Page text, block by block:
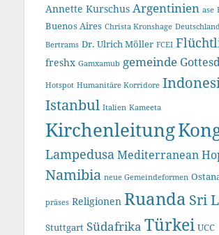
Annette Kurschus Argentinien ase
Buenos Aires Christa Kronshage
Bertrams Dr. Ulrich Möller FCEI
freshx Gamxamub gemeinde
Hotspot Humanitäre Korridore
Istanbul Italien Kameeta
Kirchenleitung
Lampedusa Mediterranean
Namibia neue Gemeindeformen
präses Religionen Ruanda Sri
Stuttgart Südafrika Türkei UCC